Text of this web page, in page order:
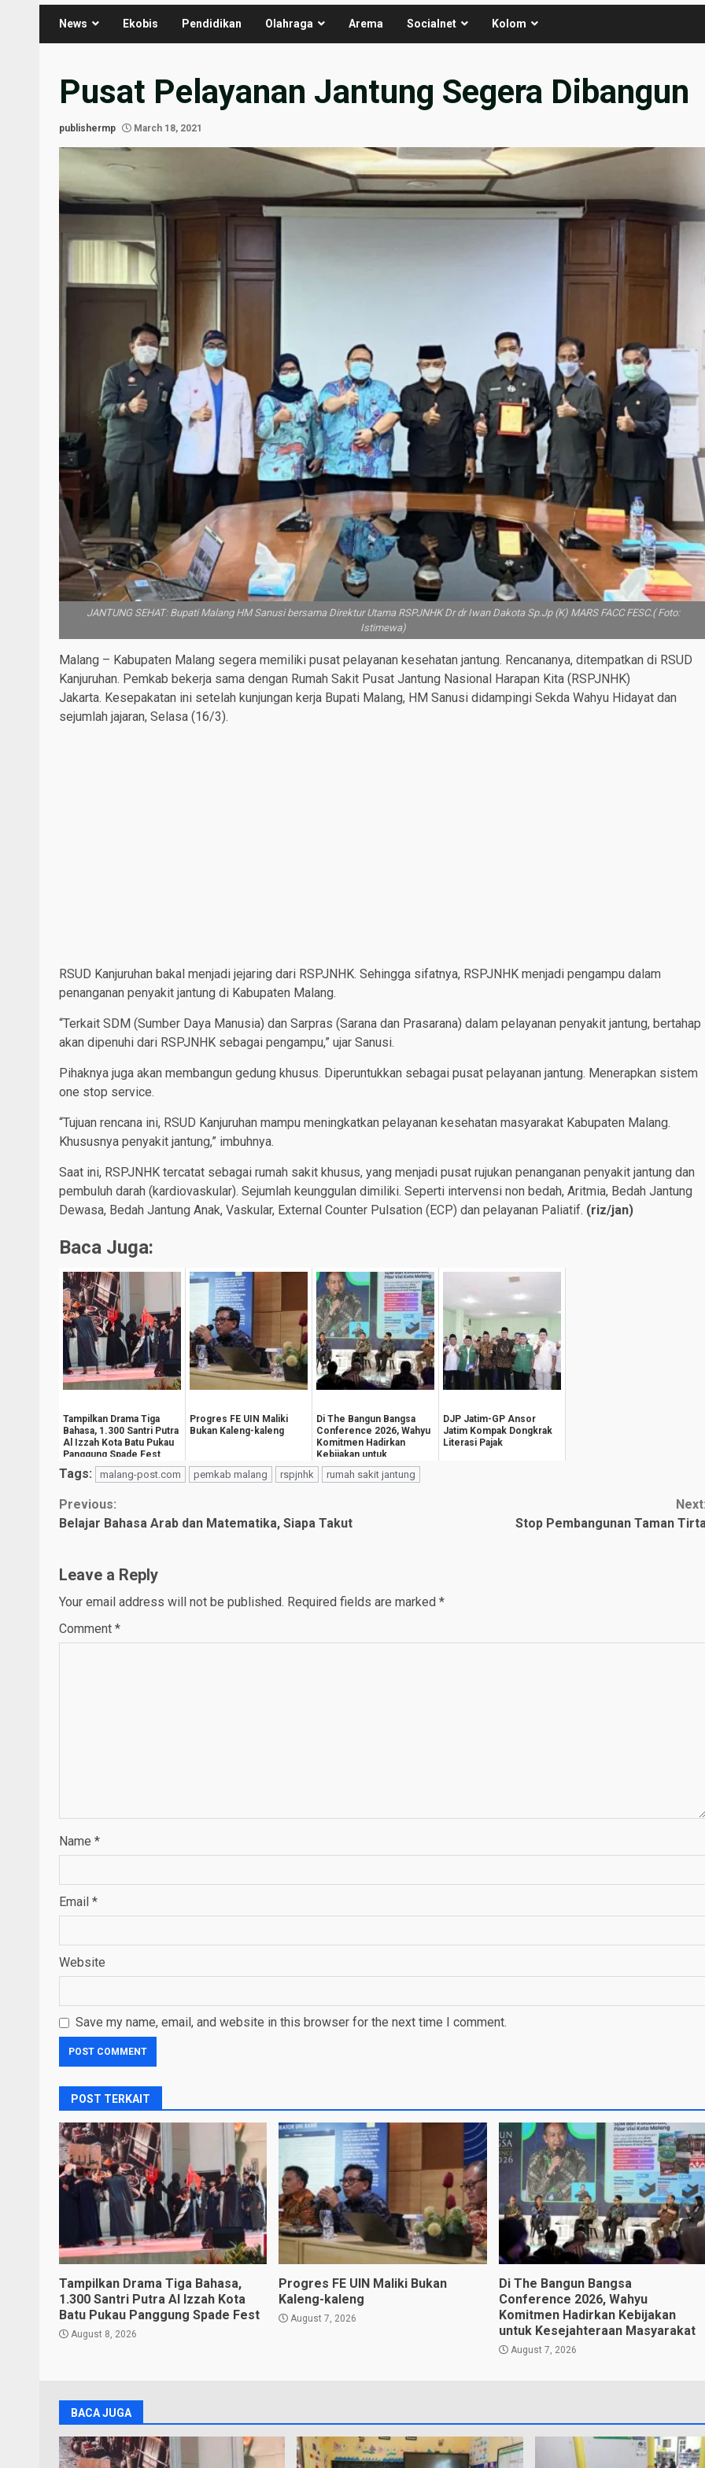
News Ekobis Pendidikan Olahraga Arema Socialnet Kolom
Pusat Pelayanan Jantung Segera Dibangun
publishermp March 18, 2021
JANTUNG SEHAT: Bupati Malang HM Sanusi bersama Direktur Utama RSPJNHK Dr dr Iwan Dakota Sp.Jp (K) MARS FACC FESC.( Foto:
Istimewa)
Malang – Kabupaten Malang segera memiliki pusat pelayanan kesehatan jantung. Rencananya, ditempatkan di RSUD
Kanjuruhan. Pemkab bekerja sama dengan Rumah Sakit Pusat Jantung Nasional Harapan Kita (RSPJNHK)
Jakarta. Kesepakatan ini setelah kunjungan kerja Bupati Malang, HM Sanusi didampingi Sekda Wahyu Hidayat dan
sejumlah jajaran, Selasa (16/3).
RSUD Kanjuruhan bakal menjadi jejaring dari RSPJNHK. Sehingga sifatnya, RSPJNHK menjadi pengampu dalam
penanganan penyakit jantung di Kabupaten Malang.
“Terkait SDM (Sumber Daya Manusia) dan Sarpras (Sarana dan Prasarana) dalam pelayanan penyakit jantung, bertahap
akan dipenuhi dari RSPJNHK sebagai pengampu,” ujar Sanusi.
Pihaknya juga akan membangun gedung khusus. Diperuntukkan sebagai pusat pelayanan jantung. Menerapkan sistem
one stop service.
“Tujuan rencana ini, RSUD Kanjuruhan mampu meningkatkan pelayanan kesehatan masyarakat Kabupaten Malang.
Khususnya penyakit jantung,” imbuhnya.
Saat ini, RSPJNHK tercatat sebagai rumah sakit khusus, yang menjadi pusat rujukan penanganan penyakit jantung dan
pembuluh darah (kardiovaskular). Sejumlah keunggulan dimiliki. Seperti intervensi non bedah, Aritmia, Bedah Jantung
Dewasa, Bedah Jantung Anak, Vaskular, External Counter Pulsation (ECP) dan pelayanan Paliatif. (riz/jan)
Baca Juga:
Tampilkan Drama Tiga
Bahasa, 1.300 Santri Putra
Al Izzah Kota Batu Pukau
Panggung Spade Fest
Progres FE UIN Maliki
Bukan Kaleng-kaleng
Di The Bangun Bangsa
Conference 2026, Wahyu
Komitmen Hadirkan
Kebijakan untuk
Kesejahteraan
Masyarak...
DJP Jatim-GP Ansor
Jatim Kompak Dongkrak
Literasi Pajak
Tags: malang-post.com pemkab malang rspjnhk rumah sakit jantung
Continue
Previous:
Belajar Bahasa Arab dan Matematika, Siapa Takut
Stop Pembangunan Taman
Leave a Reply
Your email address will not be published. Required fields are marked *
Comment *
Name *
Email *
Website
Save my name, email, and website in this browser for the next time I comment.
POST TERKAIT
Tampilkan Drama Tiga Bahasa,
1.300 Santri Putra Al Izzah Kota
Batu Pukau Panggung Spade Fest
August 8, 2026
Progres FE UIN Maliki Bukan
Kaleng-kaleng
August 7, 2026
Di The Bangun Bangsa
Conference 2026, Wahyu
Komitmen Hadirkan Kebijakan
untuk Kesejahteraan Masyarakat
August 7, 2026
BACA JUGA